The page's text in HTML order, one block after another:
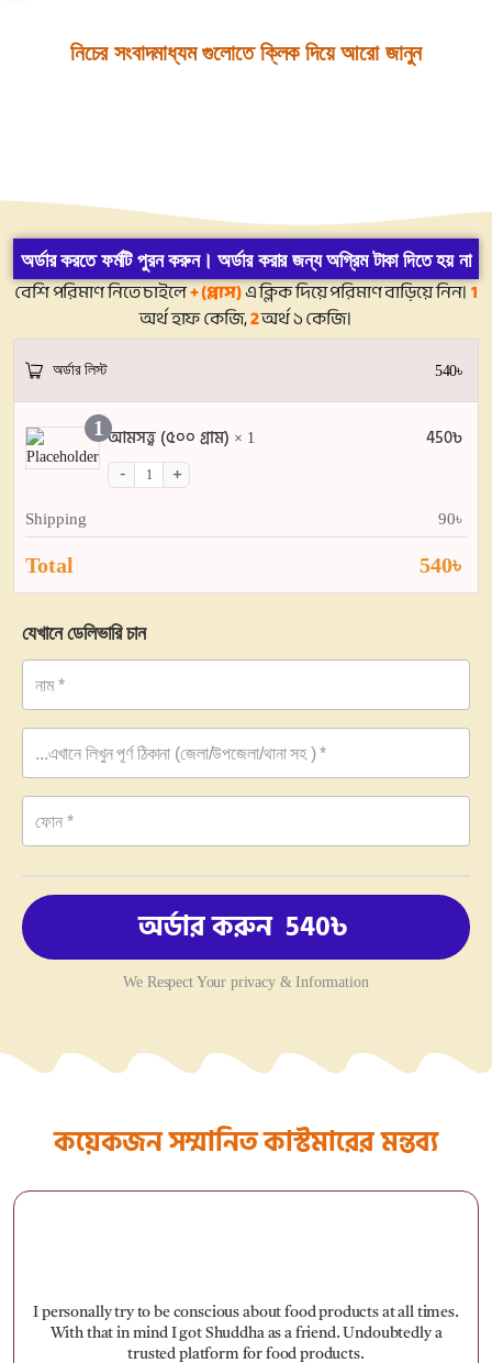
নিচের সংবাদমাধ্যম গুলোতে ক্লিক দিয়ে আরো জানুন
অর্ডার করতে ফর্মটি পুরন করুন। অর্ডার করার জন্য অগ্রিম টাকা দিতে হয় না
বেশি পরিমাণ নিতে চাইলে+ (প্লাস)এ ক্লিক দিয়ে পরিমাণ বাড়িয়ে নিন।1
অর্থ হাফ কেজি,2অর্থ ১ কেজি।
অর্ডার লিস্ট 540৳
1 আমসত্ত্ব (৫০০ গ্রাম) × 1 450৳
Shipping 90৳
Total 540৳
যেখানে ডেলিভারি চান
নাম*
...এখানে লিখুন পূর্ণ ঠিকানা (জেলা/উপজেলা/থানা সহ )*
ফোন *
অর্ডার করুন 540৳
We Respect Your privacy & Information
কয়েকজন সম্মানিত কাস্টমারের মন্তব্য
I personally try to be conscious about food products at all times.
With that in mind I got Shuddha as a friend. Undoubtedly a
trusted platform for food products.